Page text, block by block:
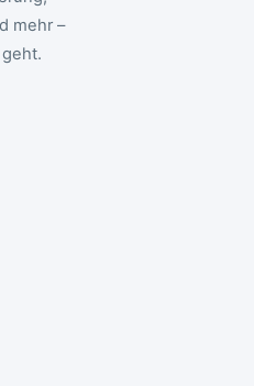
mehr –